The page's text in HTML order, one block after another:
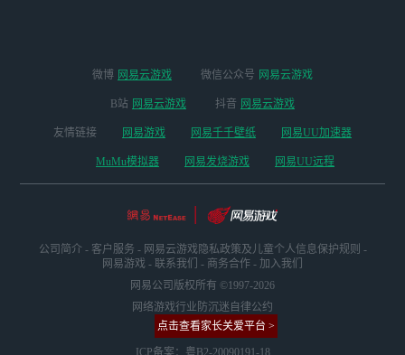
微博 网易云游戏 微信公众号 网易云游戏
B站 网易云游戏 抖音 网易云游戏
友情链接 网易游戏 网易千千壁纸 网易UU加速器
MuMu模拟器 网易发烧游戏 网易UU远程
公司简介 - 客户服务 - 网易云游戏隐私政策及儿童个人信息保护规则 -
网易游戏 - 联系我们 - 商务合作 - 加入我们
网易公司版权所有 ©1997-2026
网络游戏行业防沉迷自律公约
点击查看家长关爱平台 >
ICP备案：粤B2-20090191-18